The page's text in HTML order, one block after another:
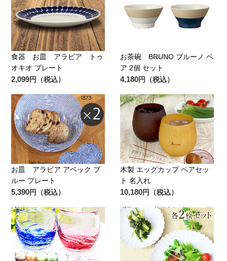
食器 お皿 アラビア トゥ
オキオ プレート
2,099円（税込）
お茶碗 BRUNO ブルーノ ペ
ア 2個 セット
4,180円（税込）
お皿 アラビア アベック ブ
ルー プレート
5,390円（税込）
木製 エッグカップ ペアセッ
ト 名入れ
10,180円（税込）